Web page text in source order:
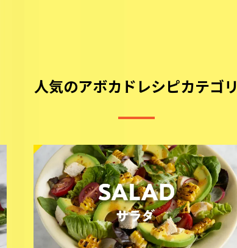
人気のアボカドレシピカテゴリ